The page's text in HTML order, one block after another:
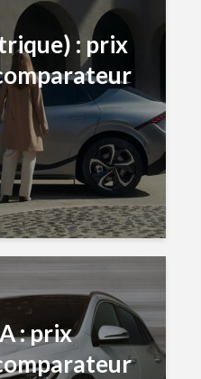
: prix
: prix